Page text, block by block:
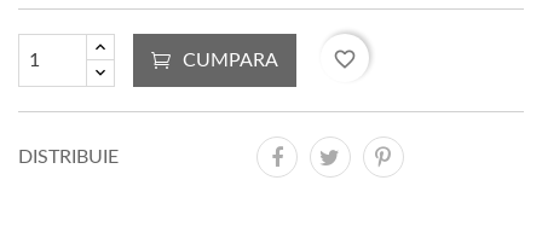
CUMPARA favorite_border
DISTRIBUIE